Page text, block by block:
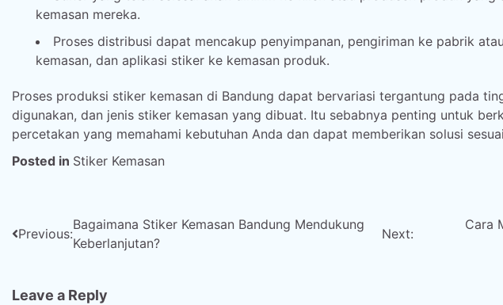
kemasan mereka.
Proses distribusi dapat mencakup penyimpanan, pengiriman ke pabrik
kemasan, dan aplikasi stiker ke kemasan produk.
Proses produksi stiker kemasan di Bandung dapat bervariasi tergantung pada
digunakan, dan jenis stiker kemasan yang dibuat. Itu sebabnya penting untuk
percetakan yang memahami kebutuhan Anda dan dapat memberikan solusi
Posted in Stiker Kemasan
Post
navigation
Previous:
Bagaimana Stiker Kemasan Bandung Mendukung
Keberlanjutan?
Next:
Cara
Leave a Reply